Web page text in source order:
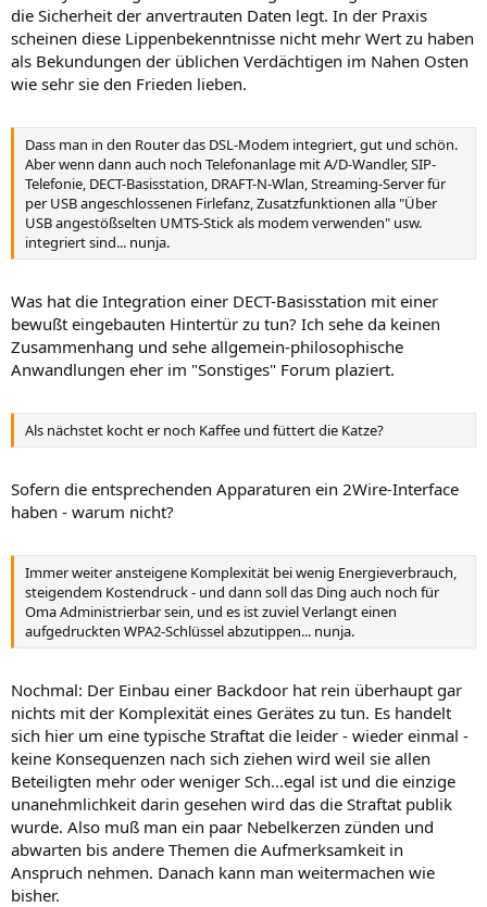
die Sicherheit der anvertrauten Daten legt. In der Praxis
scheinen diese Lippenbekenntnisse nicht mehr Wert zu haben
als Bekundungen der üblichen Verdächtigen im Nahen Osten
wie sehr sie den Frieden lieben.
Dass man in den Router das DSL-Modem integriert, gut und schön.
Aber wenn dann auch noch Telefonanlage mit A/D-Wandler, SIP-
Telefonie, DECT-Basisstation, DRAFT-N-Wlan, Streaming-Server für
per USB angeschlossenen Firlefanz, Zusatzfunktionen alla "Über
USB angestößselten UMTS-Stick als modem verwenden" usw.
integriert sind... nunja.
Was hat die Integration einer DECT-Basisstation mit einer
bewußt eingebauten Hintertür zu tun? Ich sehe da keinen
Zusammenhang und sehe allgemein-philosophische
Anwandlungen eher im "Sonstiges" Forum plaziert.
Als nächstet kocht er noch Kaffee und füttert die Katze?
Sofern die entsprechenden Apparaturen ein 2Wire-Interface
haben - warum nicht?
Immer weiter ansteigene Komplexität bei wenig Energieverbrauch,
steigendem Kostendruck - und dann soll das Ding auch noch für
Oma Administrierbar sein, und es ist zuviel Verlangt einen
aufgedruckten WPA2-Schlüssel abzutippen... nunja.
Nochmal: Der Einbau einer Backdoor hat rein überhaupt gar
nichts mit der Komplexität eines Gerätes zu tun. Es handelt
sich hier um eine typische Straftat die leider - wieder einmal -
keine Konsequenzen nach sich ziehen wird weil sie allen
Beteiligten mehr oder weniger Sch...egal ist und die einzige
unanehmlichkeit darin gesehen wird das die Straftat publik
wurde. Also muß man ein paar Nebelkerzen zünden und
abwarten bis andere Themen die Aufmerksamkeit in
Anspruch nehmen. Danach kann man weitermachen wie
bisher.